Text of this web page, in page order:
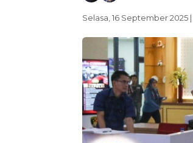
Selasa, 16 September 2025 |